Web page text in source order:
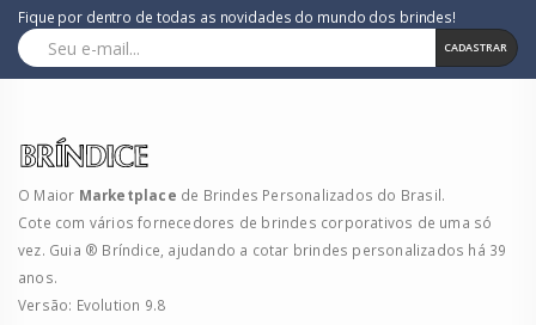
Fique por dentro de todas as novidades do mundo dos brindes!
CADASTRAR
O Maior Marketplace de Brindes Personalizados do Brasil.
Cote com vários fornecedores de brindes corporativos de uma só
vez. Guia ® Bríndice, ajudando a cotar brindes personalizados há 39
anos.
Versão: Evolution 9.8